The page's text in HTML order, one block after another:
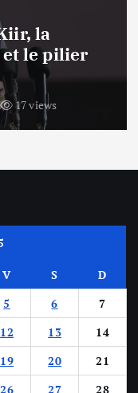
Dagalo,
18 views
V S
D
5 6
7
12 13
14
19 20
21
26 27
28